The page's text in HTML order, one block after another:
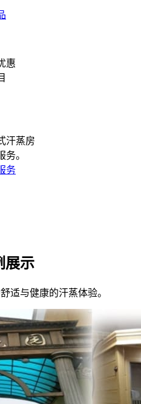
惠
汗蒸房
务。
务
展示
适与健康的汗蒸体验。